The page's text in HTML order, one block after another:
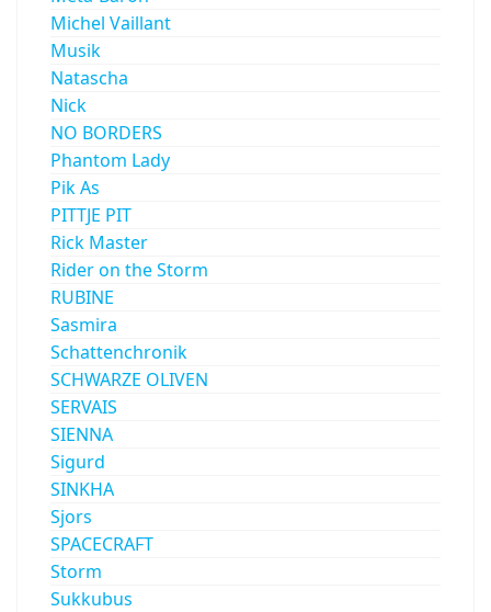
Michel Vaillant
Musik
Natascha
Nick
NO BORDERS
Phantom Lady
Pik As
PITTJE PIT
Rick Master
Rider on the Storm
RUBINE
Sasmira
Schattenchronik
SCHWARZE OLIVEN
SERVAIS
SIENNA
Sigurd
SINKHA
Sjors
SPACECRAFT
Storm
Sukkubus